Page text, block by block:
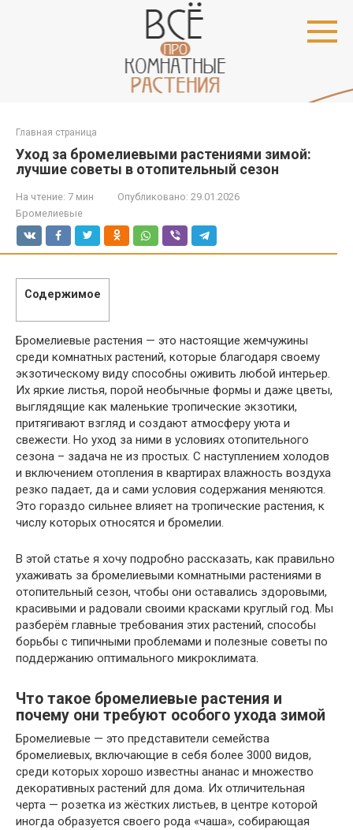
Главная страница
Уход за бромелиевыми растениями зимой:
лучшие советы в отопительный сезон
На чтение: 7 мин Опубликовано: 29.01.2026
Бромелиевые
Содержимое
Бромелиевые растения — это настоящие жемчужины
среди комнатных растений, которые благодаря своему
экзотическому виду способны оживить любой интерьер.
Их яркие листья, порой необычные формы и даже цветы,
выглядящие как маленькие тропические экзотики,
притягивают взгляд и создают атмосферу уюта и
свежести. Но уход за ними в условиях отопительного
сезона – задача не из простых. С наступлением холодов
и включением отопления в квартирах влажность воздуха
резко падает, да и сами условия содержания меняются.
Это гораздо сильнее влияет на тропические растения, к
числу которых относятся и бромелии.
В этой статье я хочу подробно рассказать, как правильно
ухаживать за бромелиевыми комнатными растениями в
отопительный сезон, чтобы они оставались здоровыми,
красивыми и радовали своими красками круглый год. Мы
разберём главные требования этих растений, способы
борьбы с типичными проблемами и полезные советы по
поддержанию оптимального микроклимата.
Что такое бромелиевые растения и
почему они требуют особого ухода зимой
Бромелиевые — это представители семейства
бромелиевых, включающие в себя более 3000 видов,
среди которых хорошо известны ананас и множество
декоративных растений для дома. Их отличительная
черта — розетка из жёстких листьев, в центре которой
иногда образуется своего рода «чаша», собирающая